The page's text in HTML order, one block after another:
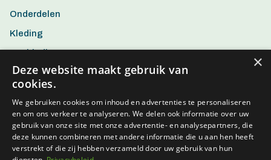
Onderdelen
Kleding
Aanbiedingen
×
Deze website maakt gebruik van
cookies.
We gebruiken cookies om inhoud en advertenties te personaliseren
en om ons verkeer te analyseren. We delen ook informatie over uw
gebruik van onze site met onze advertentie- en analysepartners, die
deze kunnen combineren met andere informatie die u aan hen heeft
verstrekt of die zij hebben verzameld door uw gebruik van hun